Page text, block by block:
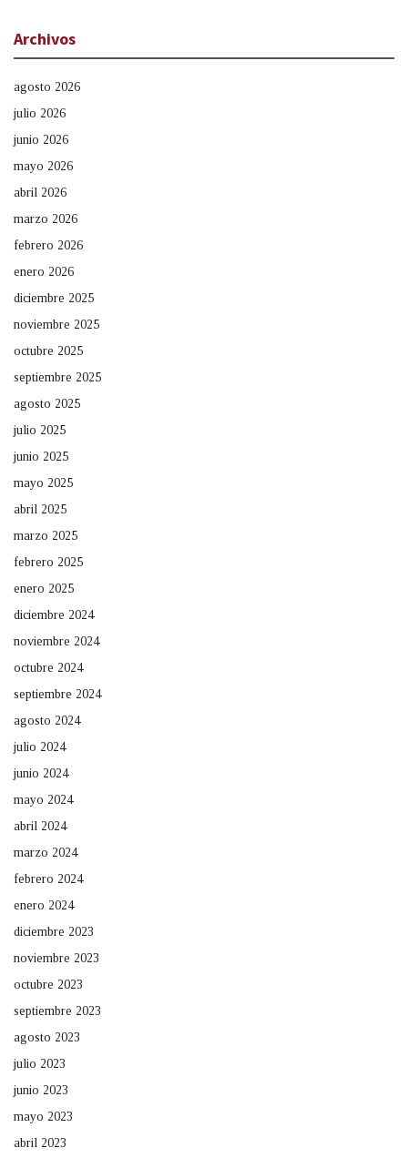
Archivos
agosto 2026
julio 2026
junio 2026
mayo 2026
abril 2026
marzo 2026
febrero 2026
enero 2026
diciembre 2025
noviembre 2025
octubre 2025
septiembre 2025
agosto 2025
julio 2025
junio 2025
mayo 2025
abril 2025
marzo 2025
febrero 2025
enero 2025
diciembre 2024
noviembre 2024
octubre 2024
septiembre 2024
agosto 2024
julio 2024
junio 2024
mayo 2024
abril 2024
marzo 2024
febrero 2024
enero 2024
diciembre 2023
noviembre 2023
octubre 2023
septiembre 2023
agosto 2023
julio 2023
junio 2023
mayo 2023
abril 2023